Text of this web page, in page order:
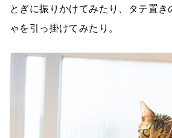
とぎに振りかけてみたり、タテ置き
ゃを引っ掛けてみたり。